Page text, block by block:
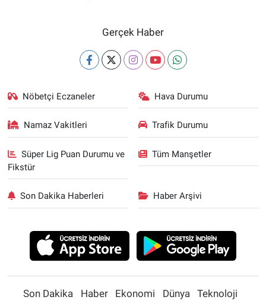
Gerçek Haber
Nöbetçi Eczaneler Hava Durumu
Namaz Vakitleri Trafik Durumu
Süper Lig Puan Durumu ve
Fikstür
Tüm Manşetler
Son Dakika Haberleri Haber Arşivi
Son Dakika Haber Ekonomi Dünya
Teknoloji